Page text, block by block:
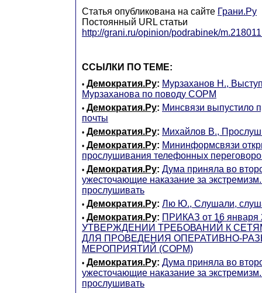
Статья опубликована на сайте Грани.Ру
Постоянный URL статьи
http://grani.ru/opinion/podrabinek/
ССЫЛКИ ПО ТЕМЕ:
• Демократия.Ру: Мурзаханов Н.,
Мурзаханова по поводу СОРМ
• Демократия.Ру: Минсвязи выпустило
почты
• Демократия.Ру: Михайлов В.,
• Демократия.Ру: Мининформсвязи
прослушивания телефонных
• Демократия.Ру: Дума приняла во
ужесточающие наказание за
прослушивать
• Демократия.Ру: Лю Ю., Слушали,
• Демократия.Ру: ПРИКАЗ от 16 января
УТВЕРЖДЕНИИ ТРЕБОВАНИЙ К
ДЛЯ ПРОВЕДЕНИЯ ОПЕРАТИВНО-
МЕРОПРИЯТИЙ (СОРМ)
• Демократия.Ру: Дума приняла во
ужесточающие наказание за
прослушивать